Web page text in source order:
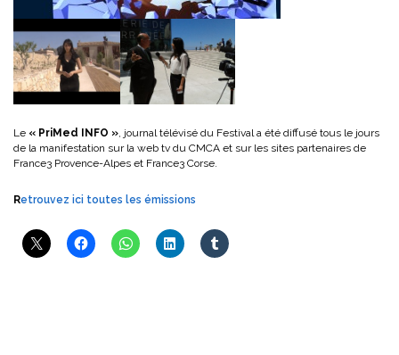
Le « PriMed INFO », journal télévisé du Festival a été diffusé tous le jours
de la manifestation sur la web tv du CMCA et sur les sites partenaires de
France3 Provence-Alpes et France3 Corse.
Retrouvez ici toutes les émissions